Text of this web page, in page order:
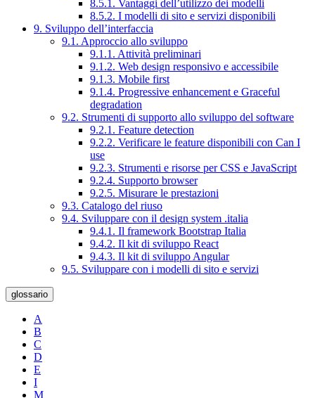
8.5.1. Vantaggi dell’utilizzo dei modelli
8.5.2. I modelli di sito e servizi disponibili
9. Sviluppo dell’interfaccia
9.1. Approccio allo sviluppo
9.1.1. Attività preliminari
9.1.2. Web design responsivo e accessibile
9.1.3. Mobile first
9.1.4. Progressive enhancement e Graceful
degradation
9.2. Strumenti di supporto allo sviluppo del software
9.2.1. Feature detection
9.2.2. Verificare le feature disponibili con Can I
use
9.2.3. Strumenti e risorse per CSS e JavaScript
9.2.4. Supporto browser
9.2.5. Misurare le prestazioni
9.3. Catalogo del riuso
9.4. Sviluppare con il design system .italia
9.4.1. Il framework Bootstrap Italia
9.4.2. Il kit di sviluppo React
9.4.3. Il kit di sviluppo Angular
9.5. Sviluppare con i modelli di sito e servizi
glossario
A
B
C
D
E
I
M